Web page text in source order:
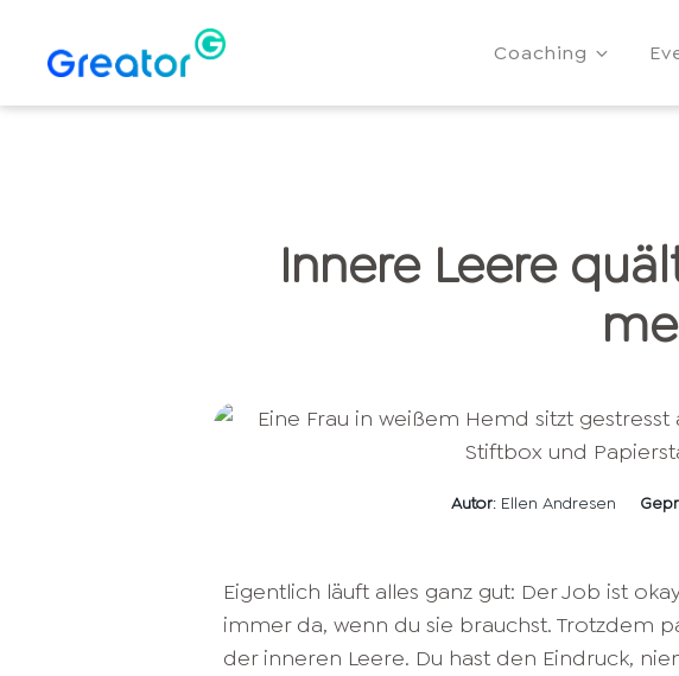
Coaching
Innere Leere
Autor: Ellen Andresen
Eigentlich läuft alles ganz gut: Der Job ist
immer da, wenn du sie brauchst. Trotzdem
der inneren Leere. Du hast den Eindruck,